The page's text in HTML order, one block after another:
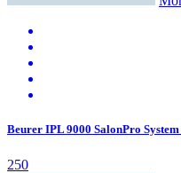
Beurer IPL 9000 SalonPro
250